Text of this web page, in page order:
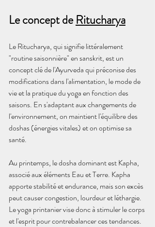
Le concept de Ritucharya
Le Ritucharya, qui signifie littéralement
"routine saisonnière" en sanskrit, est un
concept clé de l'Ayurveda qui préconise des
modifications dans l'alimentation, le mode de
vie et la pratique du yoga en fonction des
saisons. En s'adaptant aux changements de
l'environnement, on maintient l'équilibre des
doshas (énergies vitales) et on optimise sa
santé.
Au printemps, le dosha dominant est Kapha,
associé aux éléments Eau et Terre. Kapha
apporte stabilité et endurance, mais son excès
peut causer congestion, lourdeur et léthargie.
Le yoga printanier vise donc à stimuler le corps
et l'esprit pour contrebalancer ces tendances.